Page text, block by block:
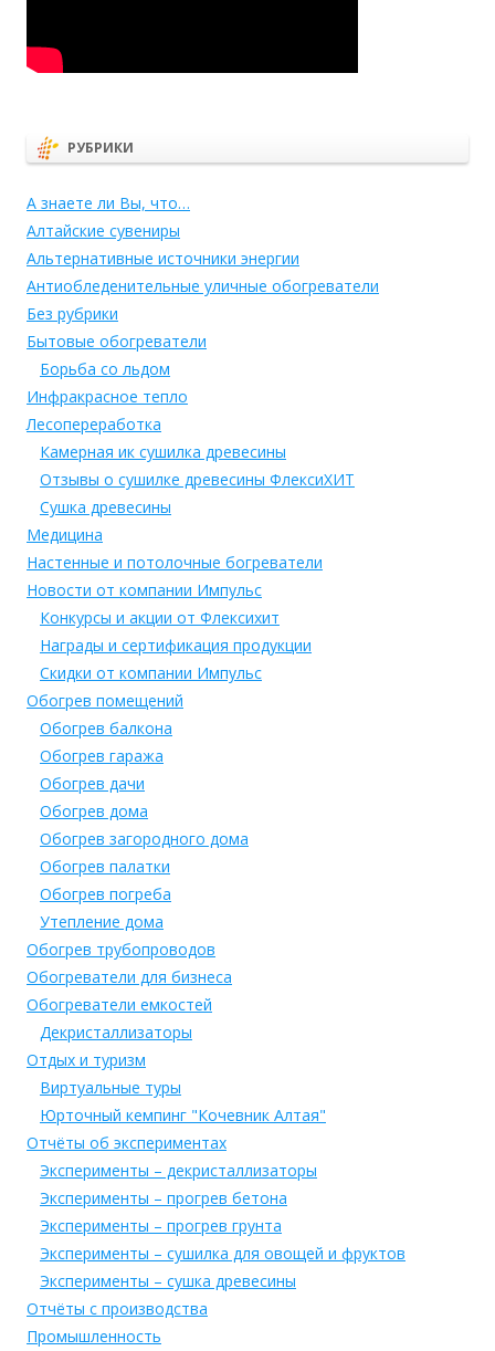
РУБРИКИ
А знаете ли Вы, что…
Алтайские сувениры
Альтернативные источники энергии
Антиобледенительные уличные обогреватели
Без рубрики
Бытовые обогреватели
Борьба со льдом
Инфракрасное тепло
Лесопереработка
Камерная ик сушилка древесины
Отзывы о сушилке древесины ФлексиХИТ
Сушка древесины
Медицина
Настенные и потолочные богреватели
Новости от компании Импульс
Конкурсы и акции от Флексихит
Награды и сертификация продукции
Скидки от компании Импульс
Обогрев помещений
Обогрев балкона
Обогрев гаража
Обогрев дачи
Обогрев дома
Обогрев загородного дома
Обогрев палатки
Обогрев погреба
Утепление дома
Обогрев трубопроводов
Обогреватели для бизнеса
Обогреватели емкостей
Декристаллизаторы
Отдых и туризм
Виртуальные туры
Юрточный кемпинг "Кочевник Алтая"
Отчёты об экспериментах
Эксперименты – декристаллизаторы
Эксперименты – прогрев бетона
Эксперименты – прогрев грунта
Эксперименты – сушилка для овощей и фруктов
Эксперименты – сушка древесины
Отчёты с производства
Промышленность